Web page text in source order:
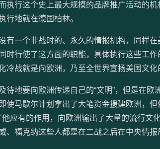
执行这个史上最大规模的品牌推广活动的
行地就在德国柏林。
有一个非战时的、永久的情报机构，同样
时行使了这方面的职能，具体执行这些工作
冷战就是向欧洲，乃至全世界宣扬美国文化
待地要向欧洲传递自己的“文明”，但是在欧
使马歇尔计划拿出了大笔资金援建欧洲，
应有的作用，向欧洲输出了大量的流行文
、福克纳这些人都是在二战之后在中央情报